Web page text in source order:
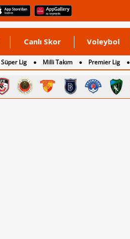
Canlı Skor Voleybol
Süper Lig Milli Takım Premier Lig